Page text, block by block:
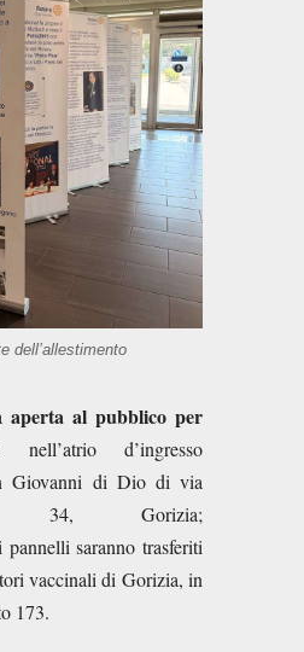
dell’allestimento
aperta al pubblico per
nell’atrio d’ingresso
Giovanni di Dio di via
34, Gorizia;
pannelli saranno trasferiti
vaccinali di Gorizia, in
173.